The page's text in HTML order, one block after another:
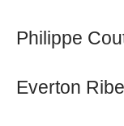
Philippe
Everton